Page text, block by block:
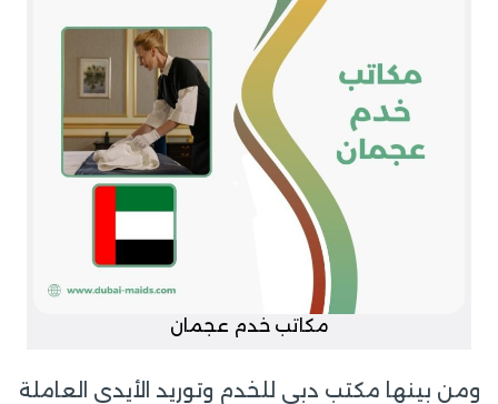
مكاتب خدم عجمان
ومن بينها مكتب دبي للخدم وتوريد الأيدي العاملة